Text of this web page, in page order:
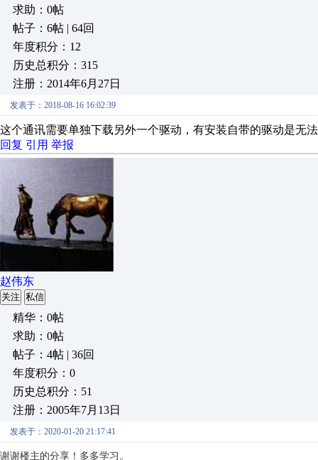
求助：0帖
帖子：6帖 | 64回
年度积分：12
历史总积分：315
注册：2014年6月27日
发表于：2018-08-16 16:02:39
这个通讯需要单独下载另外一个驱动，有安装自带的驱动是无
回复 引用 举报
赵伟东
关注 私信
精华：0帖
求助：0帖
帖子：4帖 | 36回
年度积分：0
历史总积分：51
注册：2005年7月13日
发表于：2020-01-20 21:17:41
谢谢楼主的分享！多多学习。